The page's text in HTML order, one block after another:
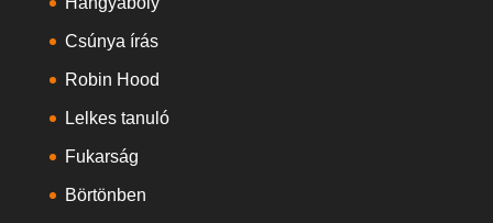
Csúnya írás
Robin Hood
Lelkes tanuló
Fukarság
Börtönben